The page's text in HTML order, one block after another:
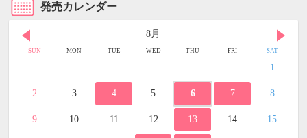
発売カレンダー
8月
SUN MON TUE WED THU FRI SAT
1
2 3 4 5 6 7 8
9 10 11 12 13 14 15